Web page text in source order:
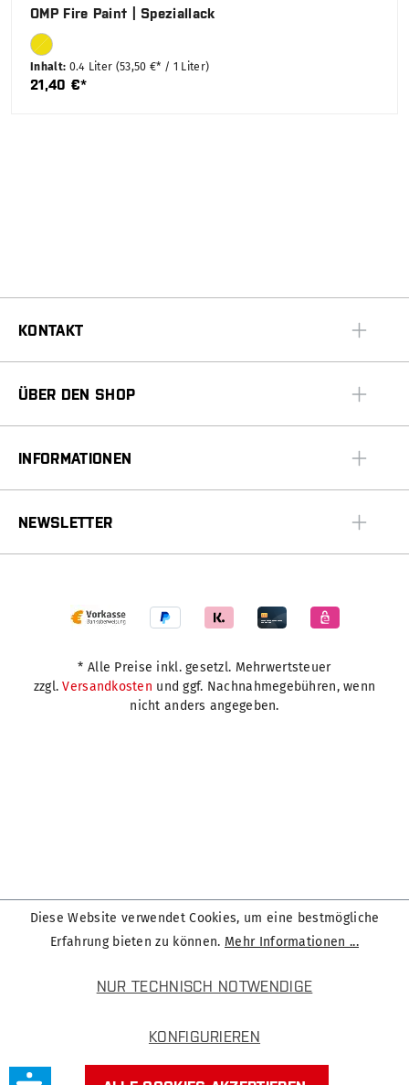
OMP Fire Paint | Speziallack
Inhalt: 0.4 Liter (53,50 €* / 1 Liter)
21,40 €*
KONTAKT
ÜBER DEN SHOP
INFORMATIONEN
NEWSLETTER
* Alle Preise inkl. gesetzl. Mehrwertsteuer
zzgl.Versandkosten und ggf. Nachnahmegebühren, wenn
nicht anders angegeben.
Diese Website verwendet Cookies, um eine bestmögliche
Erfahrung bieten zu können. Mehr Informationen ...
NUR TECHNISCH NOTWENDIGE
KONFIGURIEREN